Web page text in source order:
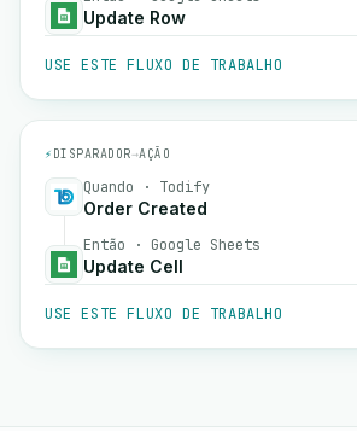
Update Row
USE ESTE FLUXO DE TRABALHO
⚡ DISPARADOR→AÇÃO
Quando · Todify
Order Created
Então · Google Sheets
Update Cell
USE ESTE FLUXO DE TRABALHO